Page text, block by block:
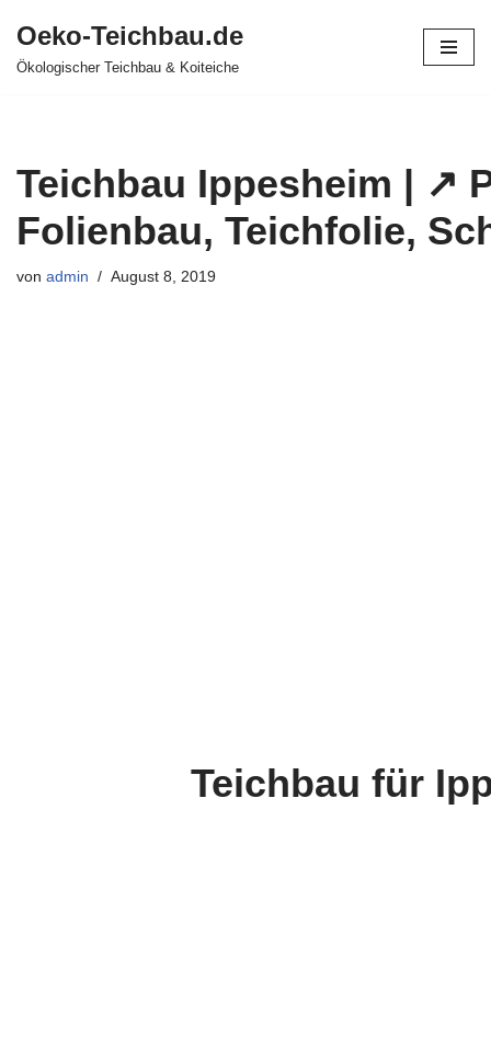
Zum
Oeko-Teichbau.de
Ökologischer Teichbau & Koiteiche
Teichbau Ippesheim | ↗️
Folienbau, Teichfolie,
von admin August 8, 2019
Teichbau für